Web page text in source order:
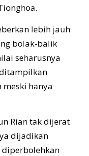
lebih jauh
bolak-balik
seharusnya
meski hanya
Rian tak dijerat
dijadikan
diperbolehkan